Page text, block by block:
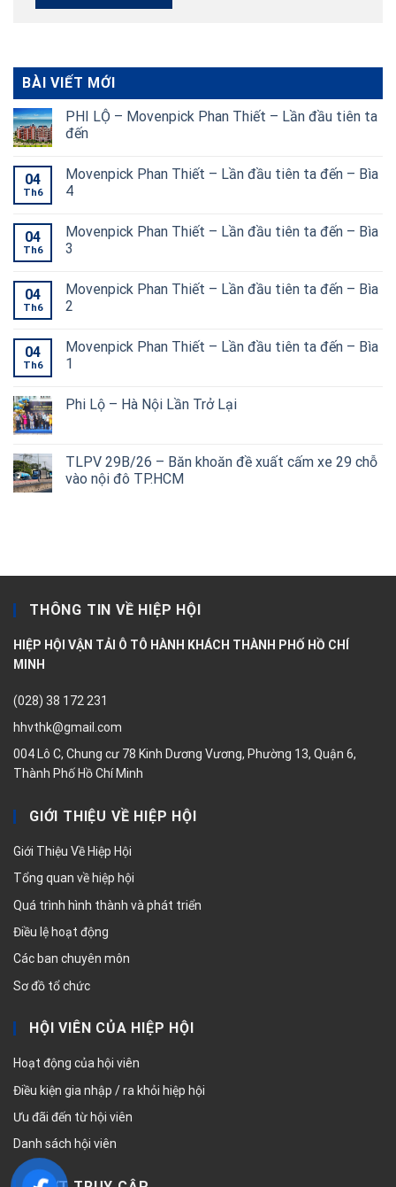
BÀI VIẾT MỚI
PHI LỘ – Movenpick Phan Thiết – Lần đầu tiên ta
đến
04
Th6
Movenpick Phan Thiết – Lần đầu tiên ta đến – Bìa
4
04
Th6
Movenpick Phan Thiết – Lần đầu tiên ta đến – Bìa
3
04
Th6
Movenpick Phan Thiết – Lần đầu tiên ta đến – Bìa
2
04
Th6
Movenpick Phan Thiết – Lần đầu tiên ta đến – Bìa
1
Phi Lộ – Hà Nội Lần Trở Lại
TLPV 29B/26 – Băn khoăn đề xuất cấm xe 29 chỗ
vào nội đô TP.HCM
THÔNG TIN VỀ HIỆP HỘI
HIỆP HỘI VẬN TẢI Ô TÔ HÀNH KHÁCH THÀNH PHỐ HỒ CHÍ
MINH
(028) 38 172 231
hhvthk@gmail.com
004 Lô C, Chung cư 78 Kinh Dương Vương, Phường 13, Quận 6,
Thành Phố Hồ Chí Minh
GIỚI THIỆU VỀ HIỆP HỘI
Giới Thiệu Về Hiệp Hội
Tổng quan về hiệp hội
Quá trình hình thành và phát triển
Điều lệ hoạt động
Các ban chuyên môn
Sơ đồ tổ chức
HỘI VIÊN CỦA HIỆP HỘI
Hoạt động của hội viên
Điều kiện gia nhập / ra khỏi hiệp hội
Ưu đãi đến từ hội viên
Danh sách hội viên